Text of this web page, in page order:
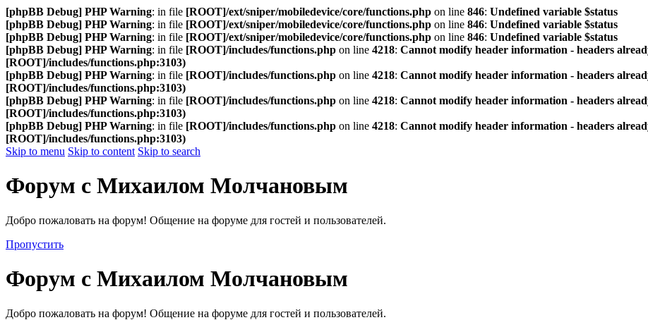
[phpBB Debug] PHP Warning: in file [ROOT]/ext/sniper/mobiledevice/core/functions.php on line 846: Undefined variable $status
[phpBB Debug] PHP Warning: in file [ROOT]/ext/sniper/mobiledevice/core/functions.php on line 846: Undefined variable $status
[phpBB Debug] PHP Warning: in file [ROOT]/ext/sniper/mobiledevice/core/functions.php on line 846: Undefined variable $status
[phpBB Debug] PHP Warning: in file [ROOT]/includes/functions.php on line 4218: Cannot modify header information - headers
[ROOT]/includes/functions.php:3103)
[phpBB Debug] PHP Warning: in file [ROOT]/includes/functions.php on line 4218: Cannot modify header information - headers
[ROOT]/includes/functions.php:3103)
[phpBB Debug] PHP Warning: in file [ROOT]/includes/functions.php on line 4218: Cannot modify header information - headers
[ROOT]/includes/functions.php:3103)
[phpBB Debug] PHP Warning: in file [ROOT]/includes/functions.php on line 4218: Cannot modify header information - headers
[ROOT]/includes/functions.php:3103)
Skip to menu Skip to content Skip to search
Форум с Михаилом Молчановым
Добро пожаловать на форум! Общение на форуме для гостей и пользователей.
Пропустить
Форум с Михаилом Молчановым
Добро пожаловать на форум! Общение на форуме для гостей и пользователей.